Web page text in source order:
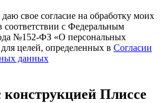
свое согласие на обработку моих
с Федеральным
№152-ФЗ «О персональных
целей, определенных в Согласии
данных
Плиссе